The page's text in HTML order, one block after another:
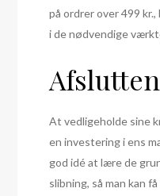
på ordrer over 499
i de nødvendige
At vedligeholde sine
en investering i ens
god idé at lære de
slibning, så man kan